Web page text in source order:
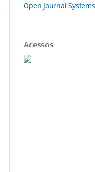
Open Journal Systems
Acessos